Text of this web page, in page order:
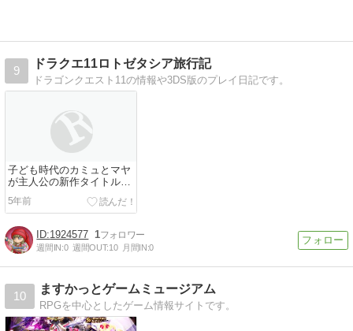
9
ドラクエ11ロトゼタシア旅行記
ドラゴンクエスト11の情報や3DS版のプレイ日記です。
子ども時代のカミュとマヤ
が主人公の新作タイトルが
発表されました
5年前
1924577 1
週間IN:0 週間OUT:10 月間IN:0
10
ますかっとゲームミュージアム
RPGを中心としたゲーム情報サイトです。